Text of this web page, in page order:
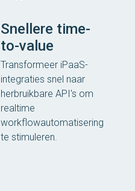
Snellere time-
to-value
Transformeer iPaaS-
integraties snel naar
herbruikbare API's om
realtime
workflowautomatisering
te stimuleren.